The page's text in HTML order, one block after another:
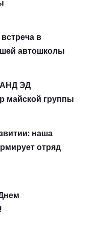
в
автошколы
ЭД
майской группы
наша
отряд